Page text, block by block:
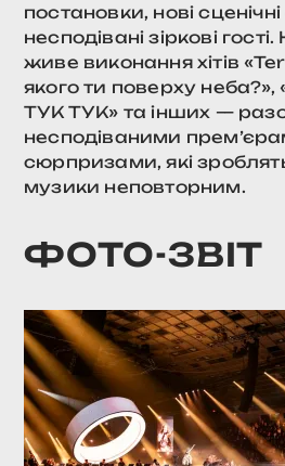
постановки, нові
несподівані зіркові
живе виконання хітів
якого ти поверху
ТУК ТУК» та інших —
несподіваними
сюрпризами, які
музики неповторним.
ФОТО-ЗВІТ